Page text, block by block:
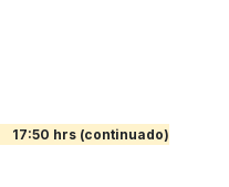
17:50 hrs (continuado)